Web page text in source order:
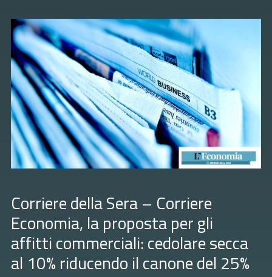
Corriere della Sera – Corriere
Economia, la proposta per gli
affitti commerciali: cedolare secca
al 10% riducendo il canone del 25%